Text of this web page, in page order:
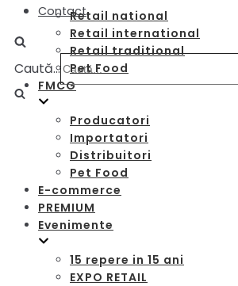
Contact
Caută...
Retail national
Retail international
Retail traditional
Pet Food
FMCG
Producatori
Importatori
Distribuitori
Pet Food
E-commerce
PREMIUM
Evenimente
15 repere in 15 ani
EXPO RETAIL